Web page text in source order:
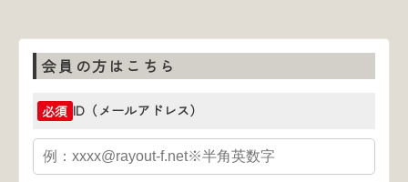
会員の方はこちら
必須 ID（メールアドレス）